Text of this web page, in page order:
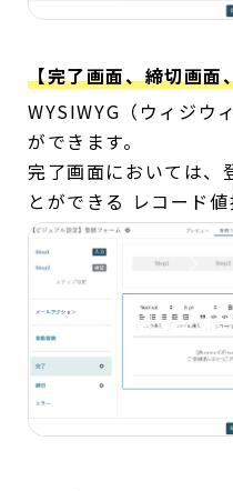
【完了画面、締切画面
WYSIWYG（ウィジウ
ができます。
完了画面においては、
とができる レコード値